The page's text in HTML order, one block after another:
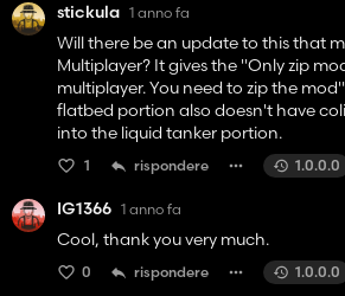
stickula 1 anno fa
Will there be an update to this that
Multiplayer? It gives the "Only zip
multiplayer. You need to zip the
flatbed portion also doesn't have
into the liquid tanker portion.
1 rispondere 1.0.0.0
IG1366 1 anno fa
Cool, thank you very much.
0 rispondere 1.0.0.0